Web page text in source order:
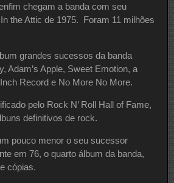
chegam a banda com seu
the Attic de 1975. Foram 11 milhões
grandes sucessos da banda
Adam’s Apple, Sweet Emotion, a
Record e No More No More.
pelo Rock N’ Roll Hall of Fame,
definitivos de rock.
pouco menor o seu sucessor
em 76, o quarto álbum da banda,
cópias.